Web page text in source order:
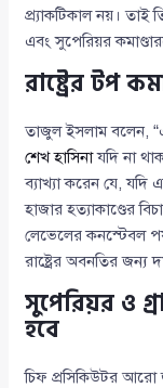
প্র্যাকটিকাল নয়। তাই
এবং সুপেরিয়র
রাষ্ট্রের টপ
তাজুল ইসলাম বলেন,
শেখ হাসিনাযদি না
ব্যাখ্যা করেন যে, যদি
হাজার হত্যাকাণ্ডের
লেভেলের কনস্টেবল
রাষ্ট্রের অবনতির জন্য
সুপেরিয়র ও
হবে
চিফ প্রসিকিউটর আরো